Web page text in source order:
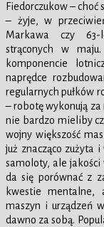
Fiedorczukow –
– żyje, w
Markawa czy 63-
strąconych w
komponencie
naprędce
regularnych pułków
– robotę wykonują za
nie bardzo mieliby
wojny większość
już znacząco zużyta
samoloty, ale jakości
da się porównać z
kwestie mentalne,
maszyn i urządzeń
dawno za sobą.